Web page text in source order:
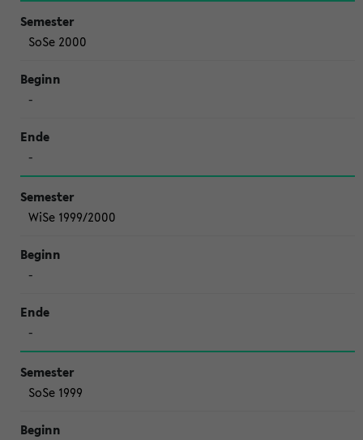
SoSe 2000
-
-
WiSe 1999/2000
-
-
SoSe 1999